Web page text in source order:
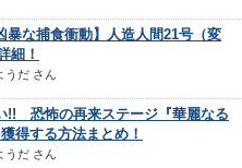
暴な捕食衝動】人造人間21号（変
細！
うだ さん
!! 恐怖の再来ステージ『華麗なる
得する方法まとめ！
うだ さん